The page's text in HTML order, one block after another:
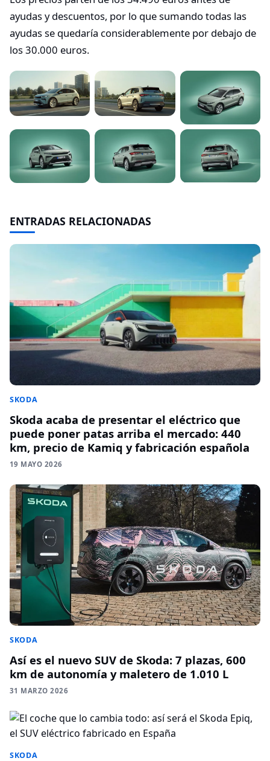
ayudas y descuentos, por lo que sumando todas las
ayudas se quedaría considerablemente por debajo de
los 30.000 euros.
ENTRADAS RELACIONADAS
SKODA
Skoda acaba de presentar el eléctrico que
puede poner patas arriba el mercado: 440
km, precio de Kamiq y fabricación española
19 MAYO 2026
SKODA
Así es el nuevo SUV de Skoda: 7 plazas, 600
km de autonomía y maletero de 1.010 L
31 MARZO 2026
SKODA